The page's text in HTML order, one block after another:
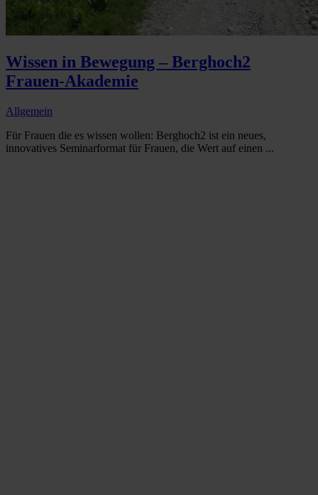
Wissen in Bewegung – Berghoch2
Frauen-Akademie
Allgemein
Für Frauen die es wissen wollen: Berghoch2 ist ein neues,
innovatives Seminarformat für Frauen, die Wert auf einen ...